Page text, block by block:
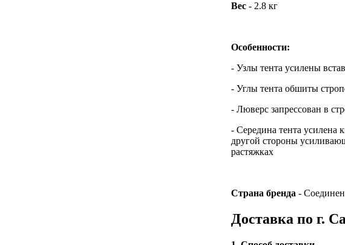
Вес - 2.8 кг
Особенности:
- Узлы тента усилены
- Углы тента обшиты
- Люверс запрессован в
- Середина тента усилена
другой стороны
растяжках
Страна бренда -
Доставка по г.